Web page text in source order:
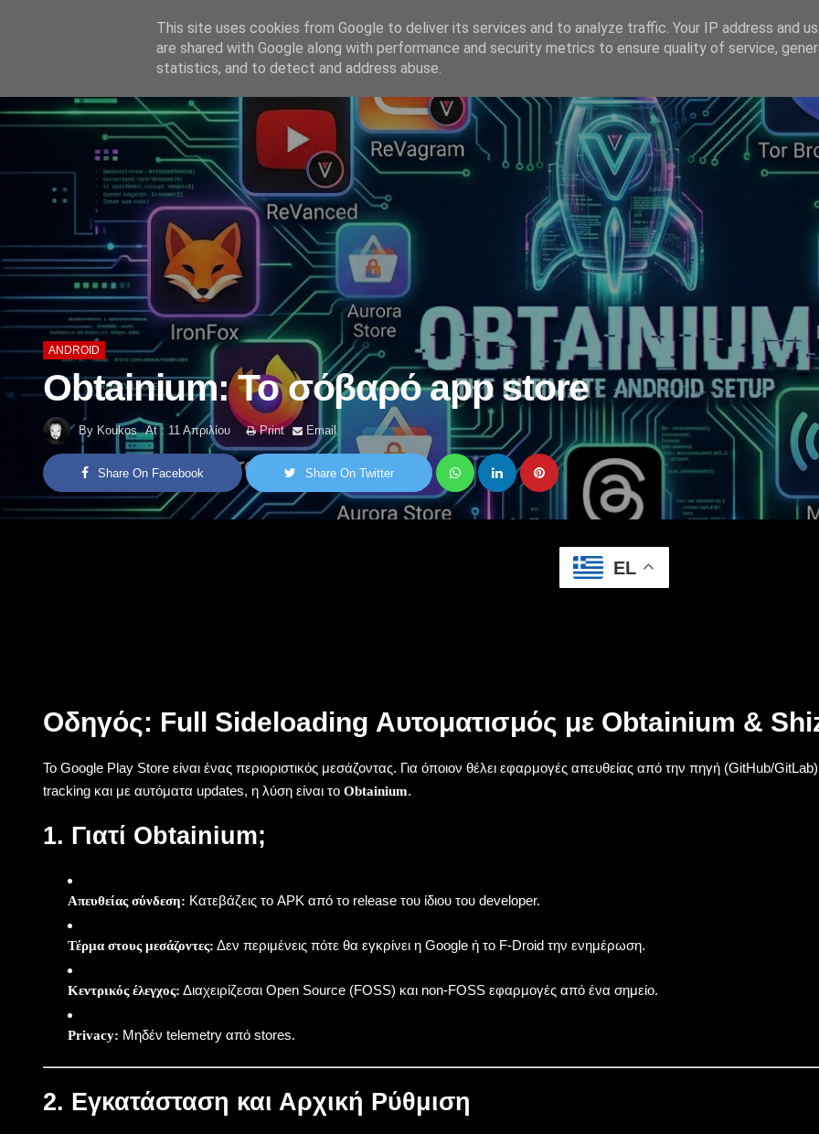
ANDROID
Obtainium: Το σόβαρό app store
By Koukos At : 11 Απριλίου Print Email
Share On Facebook Share On Twitter
EL
Οδηγός: Full Sideloading Αυτοματισμός με Obtainium &
Το Google Play Store είναι ένας περιοριστικός μεσάζοντας. Για όποιον θέλει εφαρμογές απευθείας από την πηγή (GitHub/
tracking και με αυτόματα updates, η λύση είναι το Obtainium.
1. Γιατί Obtainium;
Απευθείας σύνδεση: Κατεβάζεις το APK από το release του ίδιου του developer.
Τέρμα στους μεσάζοντες: Δεν περιμένεις πότε θα εγκρίνει η Google ή το F-Droid την ενημέρωση.
Κεντρικός έλεγχος: Διαχειρίζεσαι Open Source (FOSS) και non-FOSS εφαρμογές από ένα σημείο.
Privacy: Μηδέν telemetry από stores.
2. Εγκατάσταση και Αρχική Ρύθμιση
Droid Explorer Chrome x64 για Windows
This site uses cookies from Google to deliver its services and to analyze traffic. Your IP address and
are shared with Google along with performance and security metrics to ensure quality of service,
statistics, and to detect and address abuse.